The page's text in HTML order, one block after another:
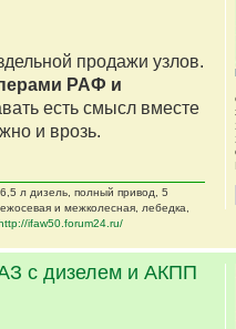
продажи узлов.
РАФ и
есть смысл вместе
и врозь.
л дизель, полный привод, 5
и межколесная, лебедка,
ifaw50.forum24.ru/
с дизелем и АКПП